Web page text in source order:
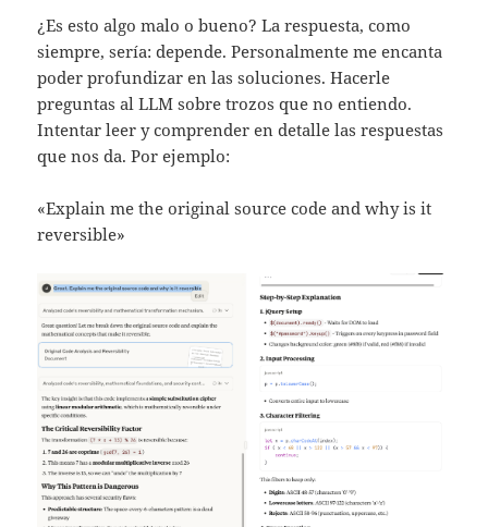
¿Es esto algo malo o bueno? La respuesta, como
siempre, sería: depende. Personalmente me encanta
poder profundizar en las soluciones. Hacerle
preguntas al LLM sobre trozos que no entiendo.
Intentar leer y comprender en detalle las respuestas
que nos da. Por ejemplo:
«Explain me the original source code and why is it
reversible»